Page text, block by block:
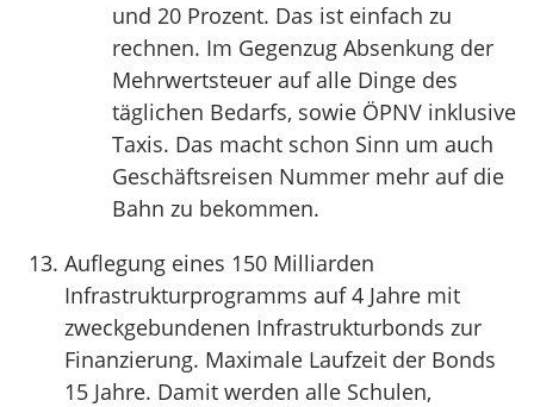
und 20 Prozent. Das ist einfach zu
rechnen. Im Gegenzug Absenkung der
Mehrwertsteuer auf alle Dinge des
täglichen Bedarfs, sowie ÖPNV inklusive
Taxis. Das macht schon Sinn um auch
Geschäftsreisen Nummer mehr auf die
Bahn zu bekommen.
Auflegung eines 150 Milliarden
Infrastrukturprogramms auf 4 Jahre mit
zweckgebundenen Infrastrukturbonds zur
Finanzierung. Maximale Laufzeit der Bonds
15 Jahre. Damit werden alle Schulen,